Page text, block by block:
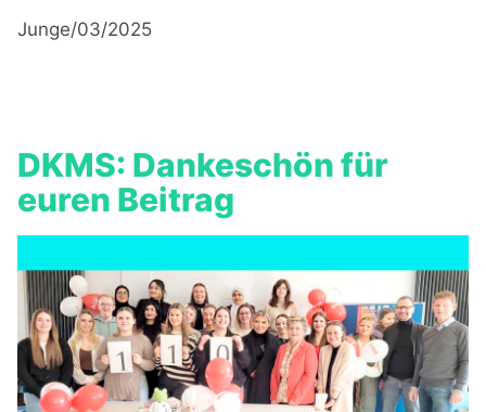
Junge/03/2025
DKMS: Dankeschön für
euren Beitrag